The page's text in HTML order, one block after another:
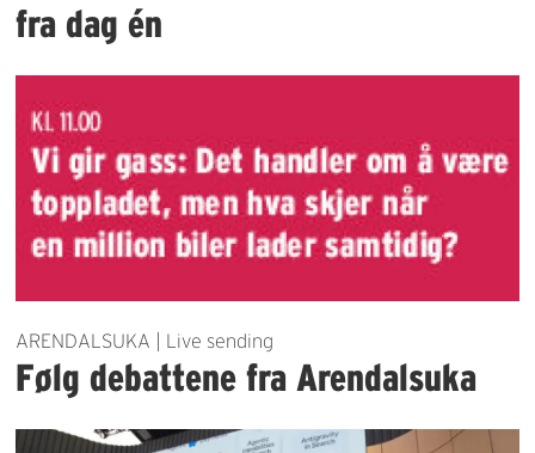
fra dag én
ARENDALSUKA | Live sending
Følg debattene fra Arendalsuka